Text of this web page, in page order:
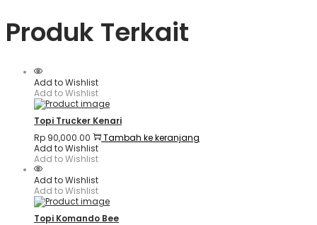
Produk Terkait
Add to Wishlist
Add to Wishlist
Topi Trucker Kenari
Rp 90,000.00
Tambah ke keranjang
Add to Wishlist
Add to Wishlist
Add to Wishlist
Add to Wishlist
Topi Komando Bee